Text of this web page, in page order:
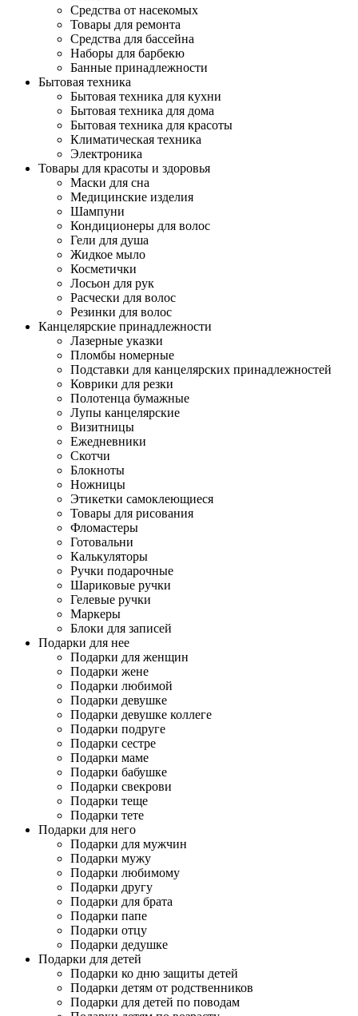
Средства от насекомых
Товары для ремонта
Средства для бассейна
Наборы для барбекю
Банные принадлежности
Бытовая техника
Бытовая техника для кухни
Бытовая техника для дома
Бытовая техника для красоты
Климатическая техника
Электроника
Товары для красоты и здоровья
Маски для сна
Медицинские изделия
Шампуни
Кондиционеры для волос
Гели для душа
Жидкое мыло
Косметички
Лосьон для рук
Расчески для волос
Резинки для волос
Канцелярские принадлежности
Лазерные указки
Пломбы номерные
Подставки для канцелярских принадлежностей
Коврики для резки
Полотенца бумажные
Лупы канцелярские
Визитницы
Ежедневники
Скотчи
Блокноты
Ножницы
Этикетки самоклеющиеся
Товары для рисования
Фломастеры
Готовальни
Калькуляторы
Ручки подарочные
Шариковые ручки
Гелевые ручки
Маркеры
Блоки для записей
Подарки для нее
Подарки для женщин
Подарки жене
Подарки любимой
Подарки девушке
Подарки девушке коллеге
Подарки подруге
Подарки сестре
Подарки маме
Подарки бабушке
Подарки свекрови
Подарки теще
Подарки тете
Подарки для него
Подарки для мужчин
Подарки мужу
Подарки любимому
Подарки другу
Подарки для брата
Подарки папе
Подарки отцу
Подарки дедушке
Подарки для детей
Подарки ко дню защиты детей
Подарки детям от родственников
Подарки для детей по поводам